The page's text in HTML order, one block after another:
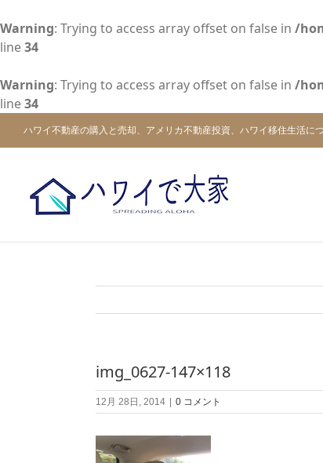
Warning: Trying to access array offset on false in /
line34
Warning: Trying to access array offset on false in /
line34
ハワイ不動産の購入と売却、アメリカ不動産投資、ハワイ移住生活に
img_0627-147×118
12月 28日, 2014 0 コメント